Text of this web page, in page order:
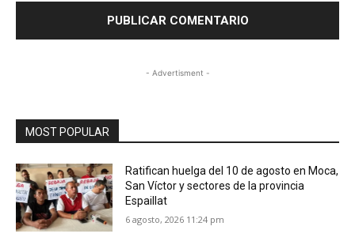
- Advertisment -
MOST POPULAR
Ratifican huelga del 10 de agosto en Moca,
San Víctor y sectores de la provincia
Espaillat
6 agosto, 2026 11:24 pm